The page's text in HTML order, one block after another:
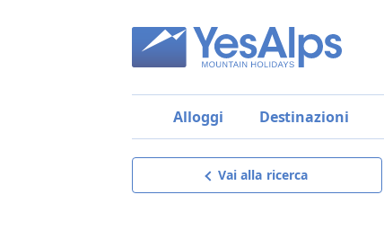
Alloggi Destinazioni
Vai alla ricerca